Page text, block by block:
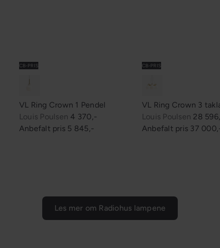
CB-PRIS
VL Ring Crown 1 Pendel
Louis Poulsen S
a
i
s
4 370,-
Anbefalt pris 5 845,-
CB-PRIS
VL Ring Crown 3
Louis Poulsen S
a
28
Anbefalt pris 37
Les mer om Radiohus lampene